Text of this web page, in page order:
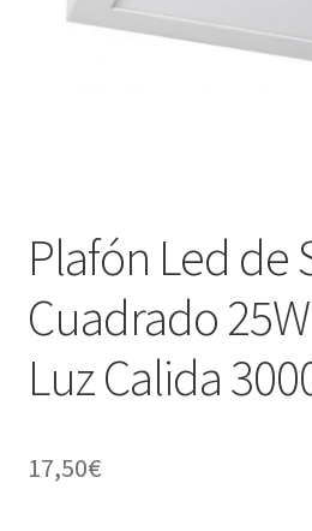
Plafón Led de
Cuadrado
Luz Calida
17,50€